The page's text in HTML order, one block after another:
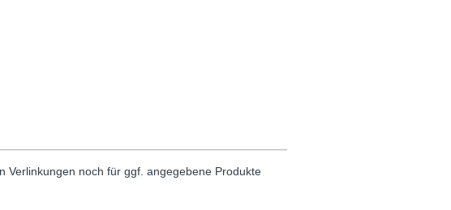
Verlinkungen noch für ggf. angegebene Produkte